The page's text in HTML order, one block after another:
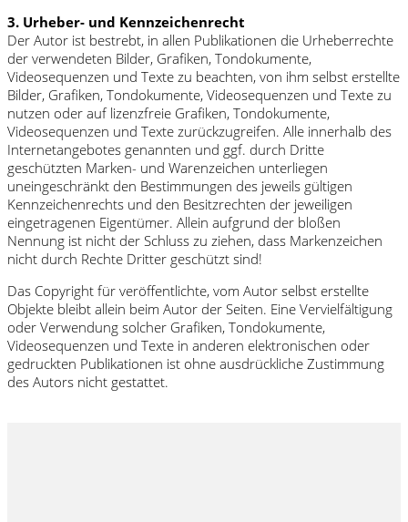
3. Urheber- und Kennzeichenrecht
Der Autor ist bestrebt, in allen Publikationen die Urheberrechte
der verwendeten Bilder, Grafiken, Tondokumente,
Videosequenzen und Texte zu beachten, von ihm selbst erstellte
Bilder, Grafiken, Tondokumente, Videosequenzen und Texte zu
nutzen oder auf lizenzfreie Grafiken, Tondokumente,
Videosequenzen und Texte zurückzugreifen. Alle innerhalb des
Internetangebotes genannten und ggf. durch Dritte
geschützten Marken- und Warenzeichen unterliegen
uneingeschränkt den Bestimmungen des jeweils gültigen
Kennzeichenrechts und den Besitzrechten der jeweiligen
eingetragenen Eigentümer. Allein aufgrund der bloßen
Nennung ist nicht der Schluss zu ziehen, dass Markenzeichen
nicht durch Rechte Dritter geschützt sind!
Das Copyright für veröffentlichte, vom Autor selbst erstellte
Objekte bleibt allein beim Autor der Seiten. Eine Vervielfältigung
oder Verwendung solcher Grafiken, Tondokumente,
Videosequenzen und Texte in anderen elektronischen oder
gedruckten Publikationen ist ohne ausdrückliche Zustimmung
des Autors nicht gestattet.